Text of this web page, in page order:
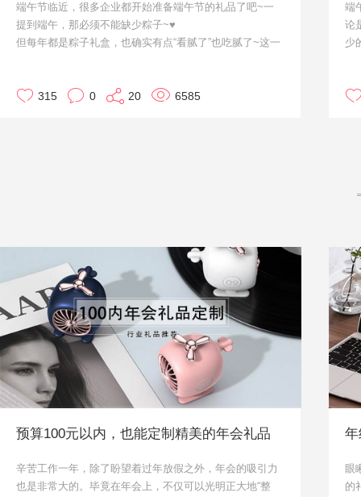
端午节临近，很多企业都开始准备端午节的礼品了吧~一
提到端午，那必须不能缺少粽子~♥
但每年都是粽子礼盒，也确实有点“看腻了”也吃腻了~这一
315 0 20 6585
端
论
少
作
预算100元以内，也能定制精美的年会礼品
辛苦工作一年，除了盼望着过年放假之外，年会的吸引力
也是非常大的。毕竟在年会上，不仅可以光明正大地“整
眼
的